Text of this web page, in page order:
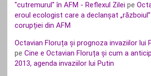
"cutremurul" în AFM - Reflexul Zilei pe
eroul ecologist care a declanșat
corupției din AFM
Octavian Floruța și prognoza invaziilor lui
pe Cine e Octavian Floruța și cum a
2013, agenda invaziilor lui Putin